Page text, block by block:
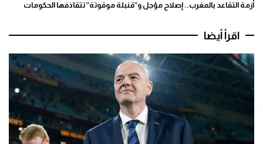
أزمة التقاعد بالمغرب.. إصلاح مؤجل و”قنبلة موقوتة” تتقاذفها الحكومات
اقرأ أيضا